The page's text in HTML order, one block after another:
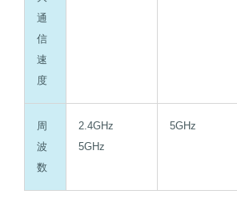
通
信
速
度
周
波
数
2.4GHz
5GHz
5GHz